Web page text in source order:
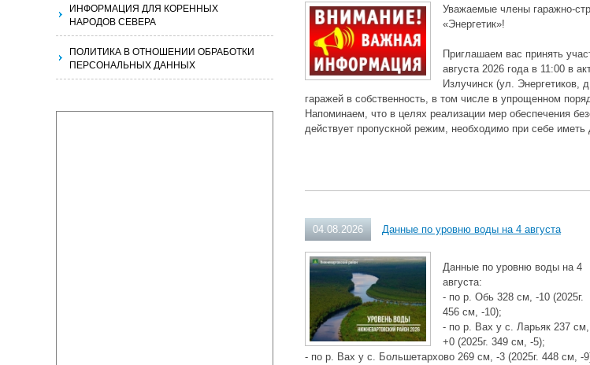
Уважаемые члены гаражно-
«Энергетик»!
Приглашаем вас принять
августа 2026 года в 11:00 в
Излучинск (ул.
гаражей в собственность, в том числе в упрощенном
Напоминаем, что в целях реализации мер обеспечения
действует пропускной режим, необходимо при себе
04.08.2026 Данные по уровню воды на 4 августа
Данные по уровню воды на 4
августа:
- по р. Обь 328 см, -10 (2025г.
456 см, -10);
- по р. Вах у с. Ларьяк 237 см,
+0 (2025г. 349 см, -5);
- по р. Вах у с. Большетархово 269 см, -3 (2025г. 448 см, -
ИНФОРМАЦИЯ ДЛЯ КОРЕННЫХ
НАРОДОВ СЕВЕРА
ПОЛИТИКА В ОТНОШЕНИИ ОБРАБОТКИ
ПЕРСОНАЛЬНЫХ ДАННЫХ